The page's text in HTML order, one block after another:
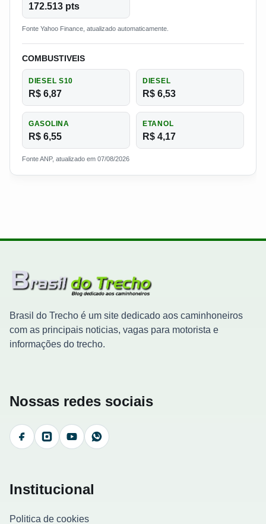
172.513 pts
Fonte Yahoo Finance, atualizado automaticamente.
COMBUSTIVEIS
DIESEL S10
R$ 6,87
DIESEL
R$ 6,53
GASOLINA
R$ 6,55
ETANOL
R$ 4,17
Fonte ANP, atualizado em 07/08/2026
Brasil do Trecho é um site dedicado aos caminhoneiros
com as principais noticias, vagas para motorista e
informações do trecho.
Nossas redes sociais
FacebookInstagramYouTubeWhatsApp
Institucional
Politica de cookies